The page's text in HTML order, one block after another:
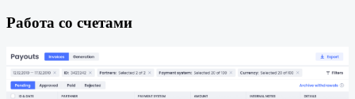
Работа со счетами